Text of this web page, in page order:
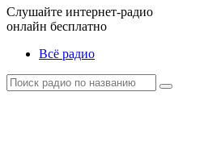
Слушайте интернет-радио
онлайн бесплатно
Всё радио